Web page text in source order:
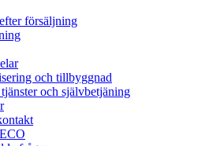
försäljning
och tillbyggnad
och självbetjäning